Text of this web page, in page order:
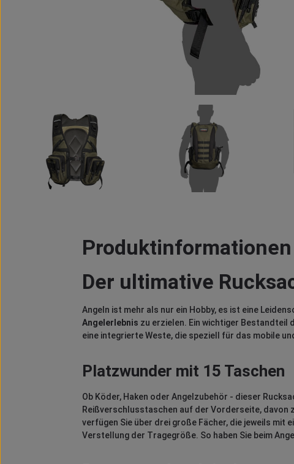
Der ultimative
Angeln ist mehr als nur ein Hobby, es ist eine
Angelerlebnis zu erzielen. Ein wichtiger Bestandteil
eine integrierte Weste, die speziell für das mobile
Platzwunder mit 15 Taschen
Ob Köder, Haken oder Angelzubehör - dieser
Reißverschlusstaschen auf der Vorderseite, davon
verfügen Sie über drei große Fächer, die jeweils mit
Verstellung der Tragegröße. So haben Sie beim